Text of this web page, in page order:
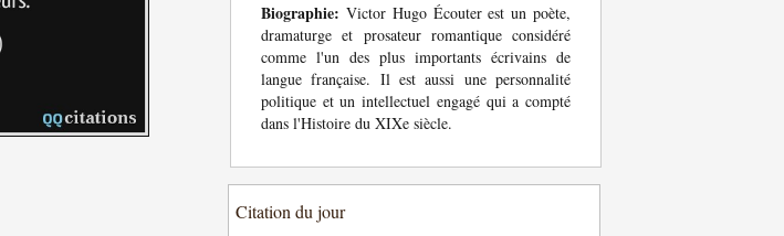
Biographie: Victor Hugo Écouter est un poète,
dramaturge et prosateur romantique considéré
comme l'un des plus importants écrivains de
langue française. Il est aussi une personnalité
politique et un intellectuel engagé qui a compté
dans l'Histoire du XIXe siècle.
Citation du jour